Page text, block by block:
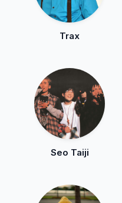
Trax
Seo Taiji